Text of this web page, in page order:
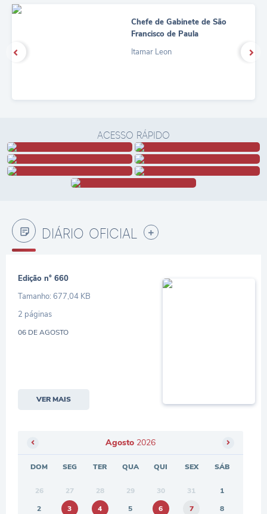
Chefe de Gabinete de São
Francisco de Paula
Itamar Leon
ACESSO RÁPIDO
DIÁRIO OFICIAL
Edição n° 660
Tamanho: 677,04 KB
2 páginas
06 DE AGOSTO
VER MAIS
Agosto 2026
DOM SEG TER QUA QUI SEX SÁB
26 27 28 29 30 31
1
2
3 4 5 6 7
8